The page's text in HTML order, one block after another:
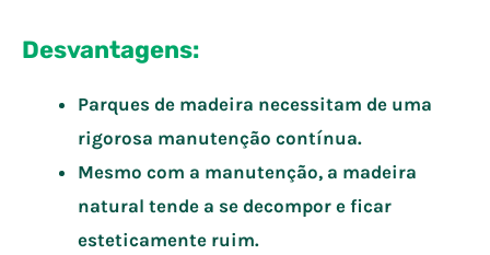
Desvantagens:
Parques de madeira necessitam de uma
rigorosa manutenção contínua.
Mesmo com a manutenção, a madeira
natural tende a se decompor e ficar
esteticamente ruim.